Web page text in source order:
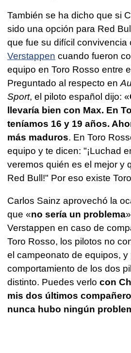
También se ha dicho que si
sido una opción para Red
que fue su difícil convivencia
Verstappen cuando fueron
equipo en Toro Rosso entre
Preguntado al respecto en
Sport, el piloto español dijo: «
llevaría bien con Max. En
teníamos 16 y 19 años.
más maduros. En Toro
equipo y te dicen: "¡Luchad
veremos quién es el mejor y
Red Bull!" Por eso existe
Carlos Sainz aprovechó la
que «no sería un problema
Verstappen en caso de
Toro Rosso, los pilotos no
el campeonato de equipos, y
comportamiento de los dos
distinto. Puedes verlo con
mis dos últimos
nunca hubo ningún